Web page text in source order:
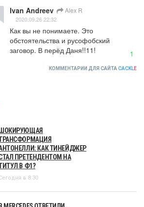
Ivan Andreev Alex R
2020.09.26 22:32
Как вы не понимаете. Это
обстоятельства и русофобский
заговор. В перёд Даня!!11!
1
КОММЕНТАРИИ ДЛЯ САЙТА CACKLE
ШОКИРУЮЩАЯ
КАК ТИНЕЙДЖЕР
ПРЕТЕНДЕНТОМ НА
В Ф1?
в 8:30